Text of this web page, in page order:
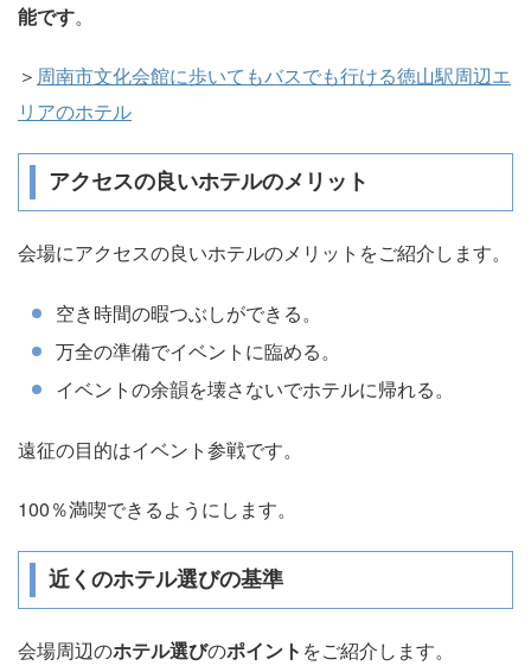
能です。
＞ 周南市文化会館に歩いてもバスでも行ける徳山駅周辺エ
リアのホテル
アクセスの良いホテルのメリット
会場にアクセスの良いホテルのメリットをご紹介します。
空き時間の暇つぶしができる。
万全の準備でイベントに臨める。
イベントの余韻を壊さないでホテルに帰れる。
遠征の目的はイベント参戦です。
100％満喫できるようにします。
近くのホテル選びの基準
会場周辺のホテル選びのポイント をご紹介します。